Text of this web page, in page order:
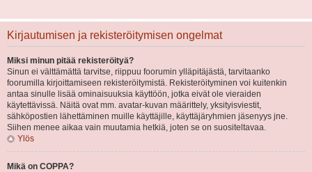
Kirjautumisen ja rekisteröitymisen ongelmat
Miksi minun pitää rekisteröityä?
Sinun ei välttämättä tarvitse, riippuu foorumin ylläpitäjästä, tarvitaanko
foorumilla kirjoittamiseen rekisteröitymistä. Rekisteröityminen voi kuitenkin
antaa sinulle lisää ominaisuuksia käyttöön, jotka eivät ole vieraiden
käytettävissä. Näitä ovat mm. avatar-kuvan määrittely, yksityisviestit,
sähköpostien lähettäminen muille käyttäjille, käyttäjäryhmien jäsenyys jne.
Siihen menee aikaa vain muutamia hetkiä, joten se on suositeltavaa.
Ylös
Mikä on COPPA?